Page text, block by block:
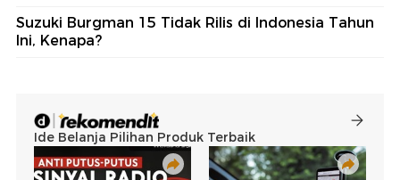
Suzuki Burgman 15 Tidak Rilis di Indonesia Tahun
Ini, Kenapa?